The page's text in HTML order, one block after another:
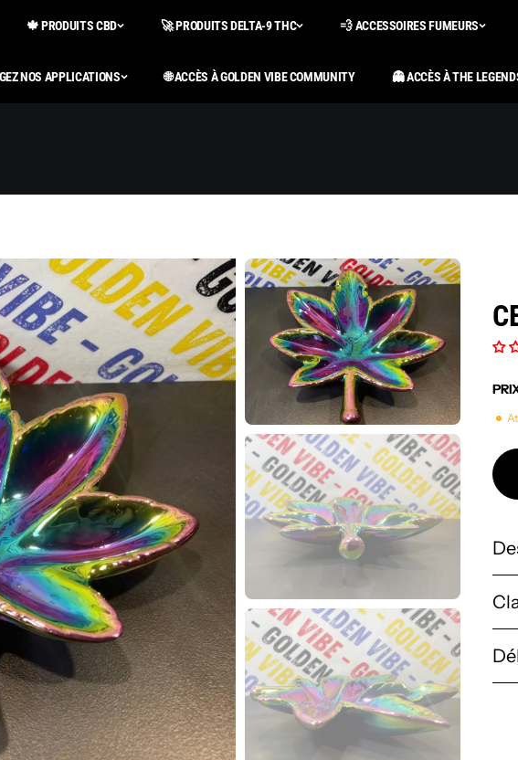
🍁 PRODUITS CBD 🚀 PRODUITS DELTA-9 THC 💨 ACCESSOIRES FUMEURS
NOS APPLICATIONS 🌐 ACCÈS À GOLDEN VIBE COMMUNITY 👻 ACCÈS À THE